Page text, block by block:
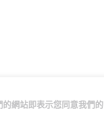
網站即表示您同意我們的